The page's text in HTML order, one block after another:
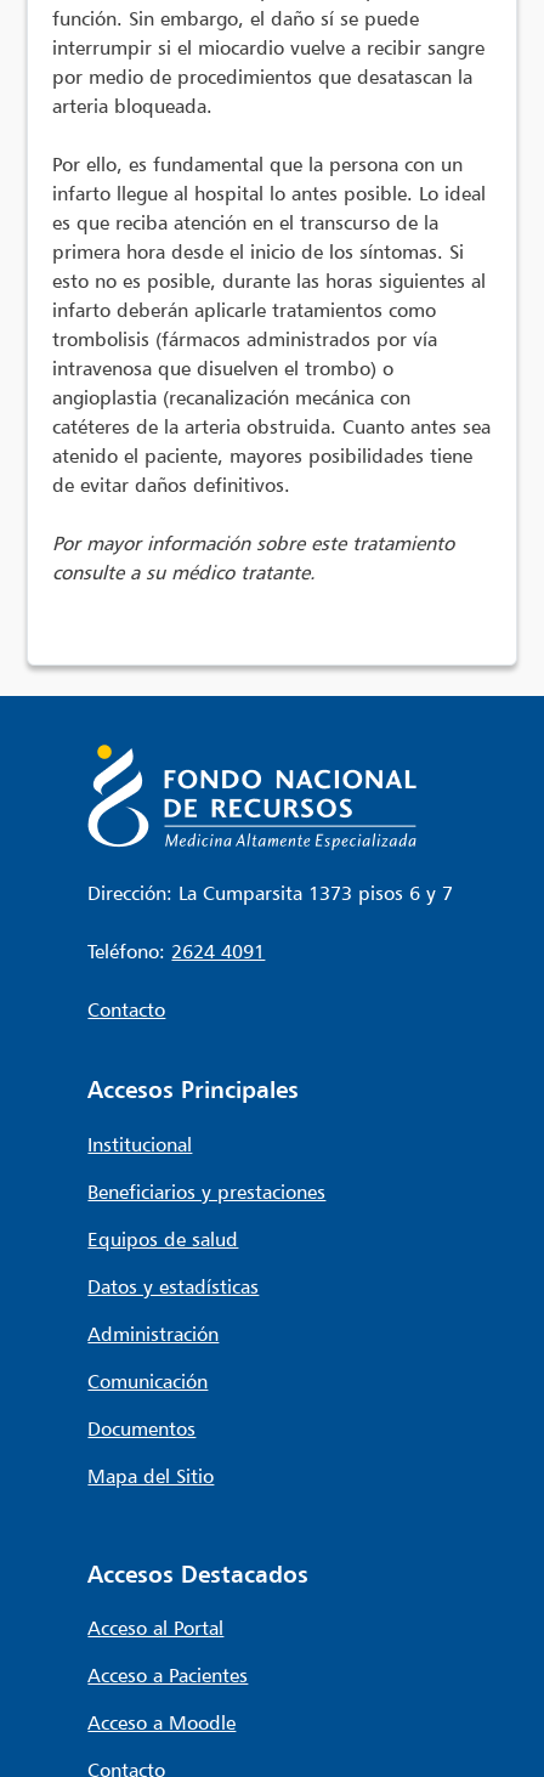
función. Sin embargo, el daño sí se puede
interrumpir si el miocardio vuelve a recibir sangre
por medio de procedimientos que desatascan la
arteria bloqueada.
Por ello, es fundamental que la persona con un
infarto llegue al hospital lo antes posible. Lo ideal
es que reciba atención en el transcurso de la
primera hora desde el inicio de los síntomas. Si
esto no es posible, durante las horas siguientes al
infarto deberán aplicarle tratamientos como
trombolisis (fármacos administrados por vía
intravenosa que disuelven el trombo) o
angioplastia (recanalización mecánica con
catéteres de la arteria obstruida. Cuanto antes sea
atenido el paciente, mayores posibilidades tiene
de evitar daños definitivos.
Por mayor información sobre este tratamiento
consulte a su médico tratante.
Dirección: La Cumparsita 1373 pisos 6 y 7
Teléfono: 2624 4091
Contacto
Accesos Principales
Institucional
Beneficiarios y prestaciones
Equipos de salud
Datos y estadísticas
Administración
Comunicación
Documentos
Mapa del Sitio
Accesos Destacados
Acceso al Portal
Acceso a Pacientes
Acceso a Moodle
Contacto